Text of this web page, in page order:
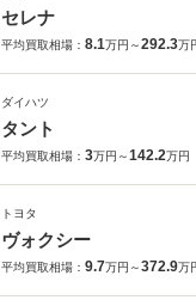
セレナ
平均買取相場： 8.1万円～292.3万
ダイハツ
タント
平均買取相場： 3万円～142.2万円
トヨタ
ヴォクシー
平均買取相場： 9.7万円～372.9万